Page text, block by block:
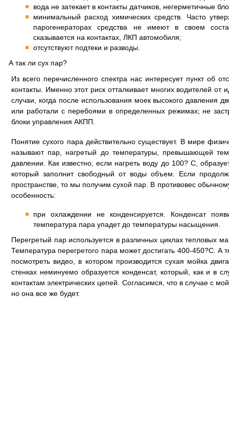
вода не затекает в контакты датчиков, негерметичные
минимальный расход химических средств. Часто
парогенераторах средства не имеют в своем
сказывается на контактах, ЛКП автомобиля;
отсутствуют подтеки и разводы.
А так ли сух пар?
Из всего перечисленного спектра нас интересует пункт об
контакты. Именно этот риск отталкивает многих водителей от
случаи, когда после использования моек высокого давления
или работали с перебоями в определенных режимах; не
блоки управления АКПП.
Понятие сухого пара действительно существует. В мире
называют пар, нагретый до температуры, превышающей
давлении. Как известно, если нагреть воду до 100? С,
который заполнит свободный от воды объем. Если
пространстве, то мы получим сухой пар. В противовес
особенность:
при охлаждении не конденсируется. Конденсат
температура пара упадет до температуры насыщения.
Перегретый пар используется в различных циклах
Температура перегретого пара может достигать 400-450?С. А
посмотреть видео, в котором производится сухая мойка
стенках неминуемо образуется конденсат, который, как и в
контактам электрических цепей. Согласимся, что в случае с
но она все же будет.